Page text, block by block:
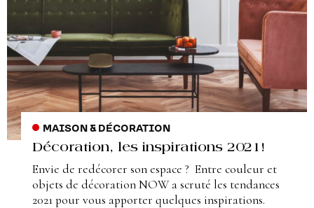
MAISON & DÉCORATION
Décoration, les inspirations 2021!
Envie de redécorer son espace ? Entre couleur et
objets de décoration NOW a scruté les tendances
2021 pour vous apporter quelques inspirations.